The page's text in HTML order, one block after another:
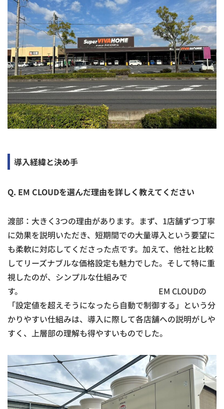
導入経緯と決め手
Q. EM CLOUDを選んだ理由を詳しく教えてください
渡部：大きく3つの理由があります。まず、1店舗ずつ丁寧
に効果を説明いただき、短期間での大量導入という要望に
も柔軟に対応してくださった点です。加えて、他社と比較
してリーズナブルな価格設定も魅力でした。そして特に重
視したのが、シンプルな仕組みで
す。 EM CLOUDの
「設定値を超えそうになったら自動で制御する」という分
かりやすい仕組みは、導入に際して各店舗への説明がしや
すく、上層部の理解も得やすいものでした。